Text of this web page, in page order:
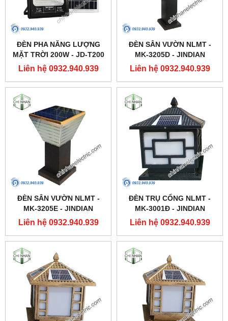
ĐÈN PHA NĂNG LƯỢNG
MẶT TRỜI 200W - JD-T200
- JINDIAN
Liên hệ 0932.940.939
ĐÈN SÂN VƯỜN NLMT -
MK-3205D - JINDIAN
Liên hệ 0932.940.939
ĐÈN SÂN VƯỜN NLMT -
MK-3205E - JINDIAN
Liên hệ 0932.940.939
ĐÈN TRỤ CỔNG NLMT -
MK-3001Đ - JINDIAN
Liên hệ 0932.940.939